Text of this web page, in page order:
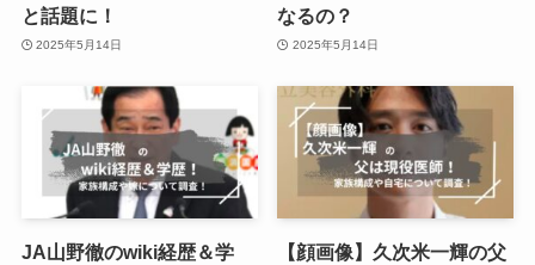
と話題に！
2025年5月14日
なるの？
2025年5月14日
JA山野徹のwiki経歴＆学
【顔画像】久次米一輝の父